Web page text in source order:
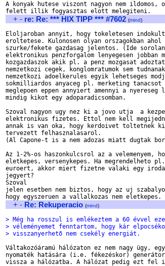
A konyak hutese viszont nagyon nem
+ - re: Re: *** HIX TIPP *** #7602 (mind)
Eloljaroban annyit, hogy tokeletesen
eroltetese. Kulonosen olyan orszagokban
szurke/fekete gazdasag jelentos. (Ide
elektronikus penzforgalom lenyegesen jobban
kozgazdaszok akik pl. a penz mozgasat
nemzetkozi cegek, konglomratumok sem
nemzetkozi adoelkerules egyik lehetseges
sokmilliardos anyaceg pl. merketing
meglepoen eppen annyiert amennyi a
mindig kikot egy adoparadicsomban.
Szoval nagyon ugy nez ki a jovo utja  a
elektronikus fizetes. Ettol nem kell
annak is van oka, hogy kerdoivet toltetnek ki
tervezett felhasznalasarol.
(Al Capone-t is a nem adozas miatt dugtak
Az 1-2%-os haszonkulcsrol az a velemenyem,
eletkepes, versenykepes. Ha megrendelheto
euroert, akkor miert fizetne valaki egy
jegyert?
Szoval
jelen esetben nem biztos, hogy az uj
+ - Re: Rekuperacio (mind)
> Még ha rosszul is emlékeztem a 60 évvel
> véleményemet fenntartom, hogy kár
> visszanyerhetõ nem csekély energiát.
Váltakozóáramú hálózaton ez nem nagy ügy,
nyomaték hatására (i.e. fékezéskor)
vissza a hálózatba. A hálózat pedig ezt fel